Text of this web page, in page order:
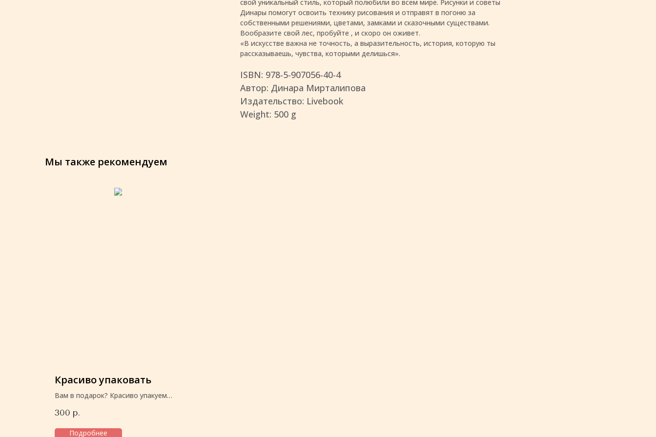
свой уникальный стиль, который полюбили во всем мире. Рисунки и советы
Динары помогут освоить технику рисования и отправят в погоню за
собственными решениями, цветами, замками и сказочными существами.
Вообразите свой лес, пробуйте , и скоро он оживет.
«В искусстве важна не точность, а выразительность, история, которую ты
рассказываешь, чувства, которыми делишься».
ISBN: 978-5-907056-40-4
Автор: Динара Мирталипова
Издательство: Livebook
Weight: 500 g
Мы также рекомендуем
Красиво упаковать
Вам в подарок? Красиво упакуем
300 р.
Подробнее